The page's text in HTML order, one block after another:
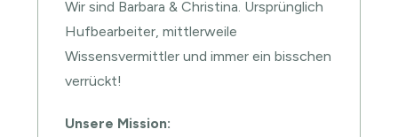
Wir sind Barbara & Christina. Ursprünglich
Hufbearbeiter, mittlerweile
Wissensvermittler und immer ein bisschen
verrückt!
Unsere Mission: